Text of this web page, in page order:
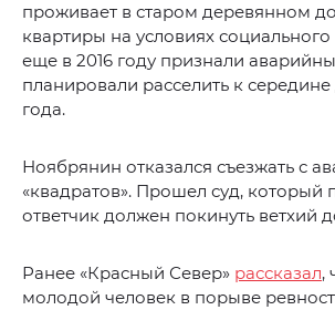
проживает в старом деревянном
квартиры на условиях
еще в 2016 году признали
планировали расселить к середине
года.
Ноябрянин отказался съезжать с
«квадратов». Прошел суд, который
ответчик должен покинуть ветхий
Ранее «Красный Север» рассказал,
молодой человек в порыве